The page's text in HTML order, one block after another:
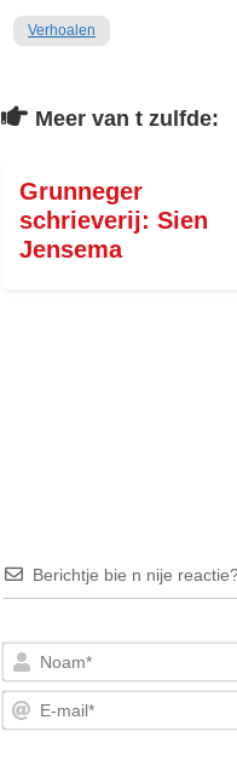
Verhoalen
Meer van t zulfde:
Grunneger
schrieverij: Sien
Jensema
Berichtje bie n nije